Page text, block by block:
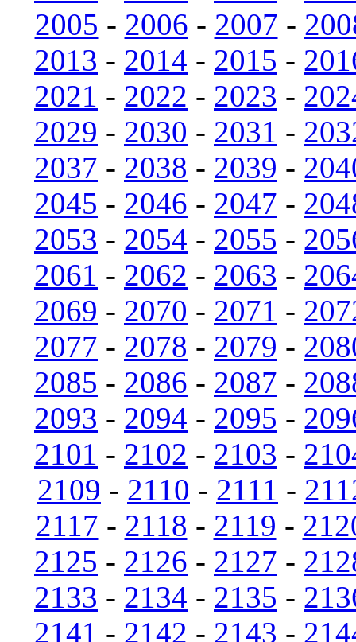
2005 - 2006 - 2007 -
2013 - 2014 - 2015 -
2021 - 2022 - 2023 -
2029 - 2030 - 2031 -
2037 - 2038 - 2039 -
2045 - 2046 - 2047 -
2053 - 2054 - 2055 -
2061 - 2062 - 2063 -
2069 - 2070 - 2071 -
2077 - 2078 - 2079 -
2085 - 2086 - 2087 -
2093 - 2094 - 2095 -
2101 - 2102 - 2103 -
2109 - 2110 - 2111 -
2117 - 2118 - 2119 -
2125 - 2126 - 2127 -
2133 - 2134 - 2135 -
2141 - 2142 - 2143 -